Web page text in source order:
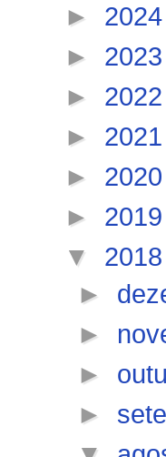
► 2024
► 2023
► 2022
► 2021
► 2020
► 2019
▼ 2018
►
►
►
►